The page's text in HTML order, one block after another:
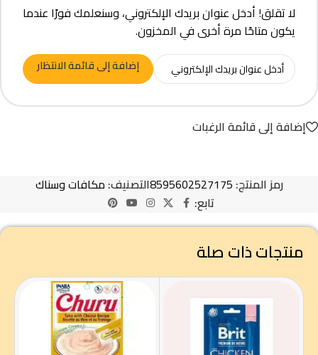
لا تقلق! أدخل عنوان بريدك الإلكتروني، وسنعلمك فورًا عندما
يكون متاحًا مرة أخرى في المخزون.
إضافة إلى قائمة الانتظار
إضافة إلى قائمة الرغبات
رمز المنتج: 8595602527175التصنيف: مكافات وسناك
تابع:
منتجات ذات صلة